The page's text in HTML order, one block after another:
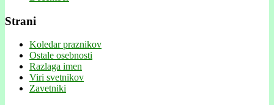
Strani
Koledar praznikov
Ostale osebnosti
Razlaga imen
Viri svetnikov
Zavetniki